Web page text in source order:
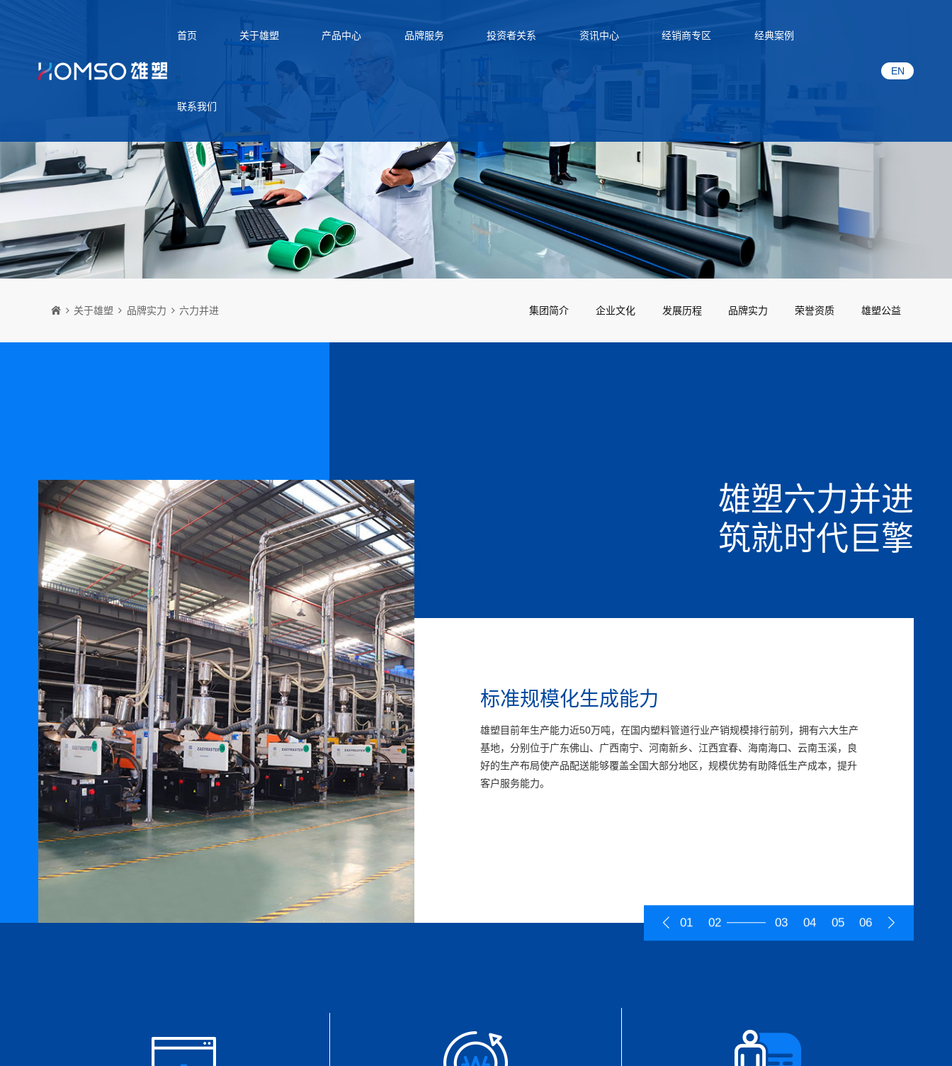
首页 关于雄塑 产品中心 品牌服务 投资者关系 资讯中心 经销商专区 经典案例
联系我们
EN
关于雄塑 品牌实力 六力并进 集团简介 企业文化 发展历程 品牌实力 荣誉资质 雄塑公益
雄塑六力并进
筑就时代巨擎
01
卓越的品牌运营能力
自成立以来，雄塑先后获得“广东省名牌产品”“中国驰名商标”、“中国管材市场**竞争力10
强企业”、“中国管材行业十大功勋企业”、“中国企业五星品牌”等荣誉。持续优化产品设
计、加工制造、品质检测、客户服务等生产、服务全流程，通过提供卓越的产品与服务
品质，不断丰富产品品牌价值和内涵。同时，对品牌进行统一的规划、设计、宣传、管
02
标准规模化生成能力
雄塑目前年生产能力近50万吨，在国内塑料管道行业产销规模排行前列，拥有六大生产
基地，分别位于广东佛山、广西南宁、河南新乡、江西宜春、海南海口、云南玉溪，良
好的生产布局使产品配送能够覆盖全国大部分地区，规模优势有助降低生产成本，提升
客户服务能力。
03
持续创新的研发能力
曾参与多项行业标准编制，是国家级高新技术企业，拥有国家CNAS认可工程实验室，研
发管理体系完备，研发团队经验丰富。持续创新生产工艺，提升产品性能；加大研发力
度，完善自主知识产权，技术与工艺成果落地转化成效显著。产品涵括PVC、PPR、PE
三大系列管道产品，细分品种超过6000个，是行业内产品系列最齐全、产品类型最丰富
雄塑深耕行业多年，建立了直销团队、经销商、工程服务商等在内的多渠道销售体系，
具有较强的营销和服务能力。在主要省份的地级城市和重要的县级城市设立经销商，与
雄塑合作的经销商超过500家，并与水务、农业、电网、通信等行业众多知名企业建立了
长期稳定的合作关系。针对经销商，雄塑建立了健全经销商管理制度，对经销商提供强
雄塑深度执行ISO质量管控体系，强化生产计划管理，完善质量管理体系，原材料采购、
制造和物流等各个环节合理衔接。拥有一大批先进的生产和检测设备，经过长期的生产
实践，掌握一系列先进的工艺手段，不断对设备生产线优化设计，提升生产的智能化、
数字化管理水平。雄塑的精益生产系统使得公司能够快速、保质的满足持续增长的订单
雄塑秉承“雄心永固、塑造未来”的远大梦想，指导和规范企业经营活动，形成独特的企业
文化，具备强大的团队凝聚力。持续加强人力资源体系建设，根据战略需要推动组织变
革，优化考核、激励机制，已建立具备行业专业背景、形成梯队的高素质人才团队。现
有的高级管理人员和核心技术人员长期在公司任职，能够保持企业经营思路和文化的长
01 02 03 04 05 06